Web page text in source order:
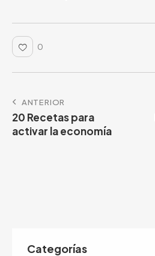
0
ANTERIOR
20 Recetas para
activar la economía
Categorías